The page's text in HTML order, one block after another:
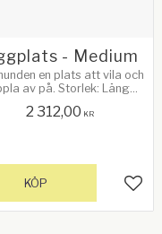
- Medium
en plats att vila och
av på. Storlek: Längd
cm
2 312,00 KR
KÖP